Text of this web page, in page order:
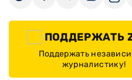
ПОДДЕРЖАТЬ
Поддержать
журналистику!